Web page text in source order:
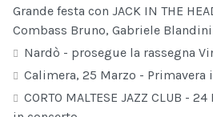
Grande festa con JACK IN THE
Combass Bruno, Gabriele
Nardò - prosegue la rassegna
Calimera, 25 Marzo - Primavera
CORTO MALTESE JAZZ CLUB -